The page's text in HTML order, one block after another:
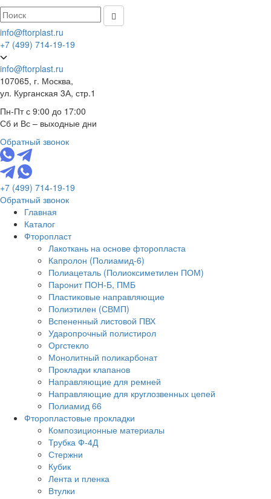
info@ftorplast.ru
+7 (499) 714-19-19
info@ftorplast.ru
107065, г. Москва,
ул. Курганская 3А, стр.1
Пн-Пт с 9:00 до 17:00
Сб и Вс – выходные дни
Обратный звонок
+7 (499) 714-19-19
Обратный звонок
Главная
Каталог
Фторопласт
Лакоткань на основе фторопласта
Капролон (Полиамид-6)
Полиацеталь (Полиоксиметилен ПОМ)
Паронит ПОН-Б, ПМБ
Пластиковые направляющие
Полиэтилен (СВМП)
Вспененный листовой ПВХ
Ударопрочный полистирол
Оргстекло
Монолитный поликарбонат
Прокладки клапанов
Направляющие для ремней
Направляющие для круглозвенных цепей
Полиамид 66
Фторопластовые прокладки
Композиционные материалы
Трубка Ф-4Д
Стержни
Кубик
Лента и пленка
Втулки